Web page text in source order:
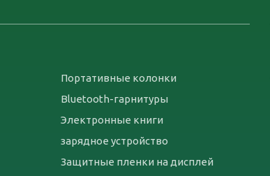
Портативные колонки
Bluetooth-гарнитуры
Электронные книги
зарядное устройство
Защитные пленки на дисплей